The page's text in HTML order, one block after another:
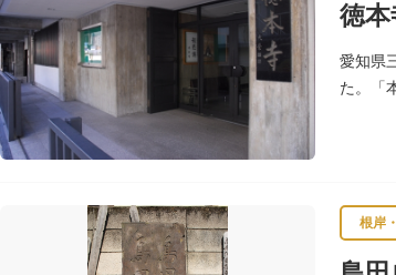
徳本
愛知県
た。「
根岸